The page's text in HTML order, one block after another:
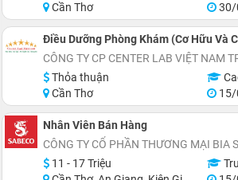
Cần Thơ
30/
Điều Dưỡng Phòng Khám (Cơ Hữu Và
Thỏa thuận
Cần Thơ
15/
Nhân Viên Bán Hàng
CÔNG TY CỔ PHẦN THƯƠNG MẠI BIA
11 - 17 Triệu